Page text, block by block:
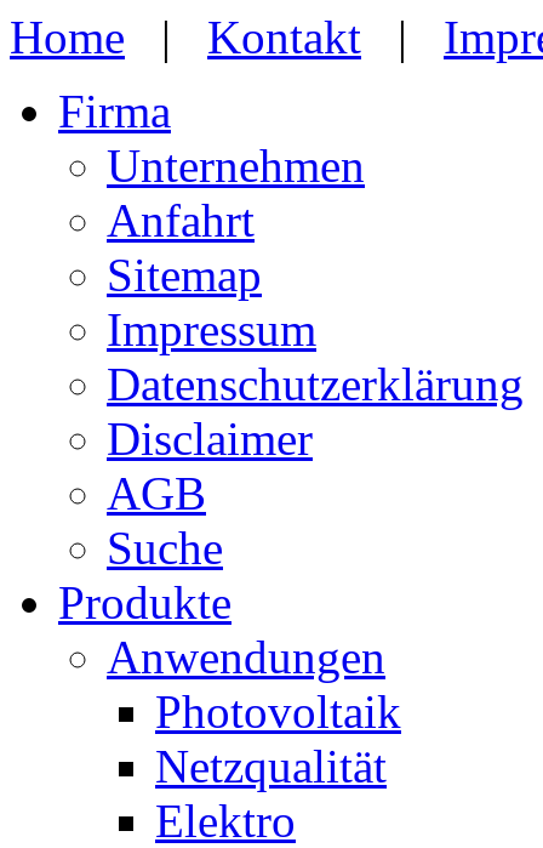
Home | Kontakt |
Firma
Unternehmen
Anfahrt
Sitemap
Impressum
Datenschutzerklärung
Disclaimer
AGB
Suche
Produkte
Anwendungen
Photovoltaik
Netzqualität
Elektro